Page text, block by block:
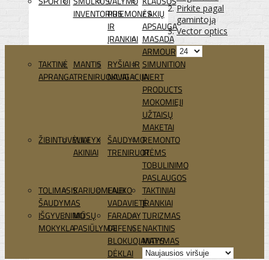
INVENTORIUSPRIEMONĖS
IR
ĮRANKIAI
/ AKIŲ
APSAUGA
MASADA
ARMOUR
TAKTINĖ
APRANGA
MANTIS
TRENIRUOKLIAI
RYŠIAI IR
NAVIGACIJA
SIMUNITION
INERT
PRODUCTS
MOKOMIEJI
UŽTAISŲ
MAKETAI
ŽIBINTUVĖLIAI
WILEYX
AKINIAI
ŠAUDYMO
TRENIRUOTĖMS
REMONTO
IR
TOBULINIMO
PASLAUGOS
TOLIMASIS
ŠAUDYMAS
KARIUOMENEI
LAUKO
VADAVIETĖ
TAKTINIAI
ĮRANKIAI
IŠGYVENIMO
MOKYKLA
MŪSŲ
PASIŪLYMAI
FARADAY
DEFENSE
BLOKUOJANTYS
DĖKLAI
TURIZMAS
NAKTINIS
MATYMAS
Pirkite pagal
gamintoją
Vector optics